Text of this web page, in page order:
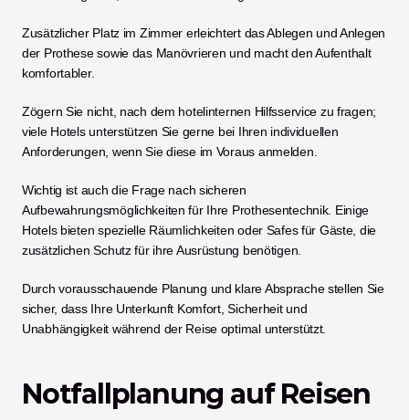
Zusätzlicher Platz im Zimmer erleichtert das Ablegen und Anlegen
der Prothese sowie das Manövrieren und macht den Aufenthalt
komfortabler.
Zögern Sie nicht, nach dem hotelinternen Hilfsservice zu fragen;
viele Hotels unterstützen Sie gerne bei Ihren individuellen
Anforderungen, wenn Sie diese im Voraus anmelden.
Wichtig ist auch die Frage nach sicheren
Aufbewahrungsmöglichkeiten für Ihre Prothesentechnik. Einige
Hotels bieten spezielle Räumlichkeiten oder Safes für Gäste, die
zusätzlichen Schutz für ihre Ausrüstung benötigen.
Durch vorausschauende Planung und klare Absprache stellen Sie
sicher, dass Ihre Unterkunft Komfort, Sicherheit und
Unabhängigkeit während der Reise optimal unterstützt.
Notfallplanung auf Reisen